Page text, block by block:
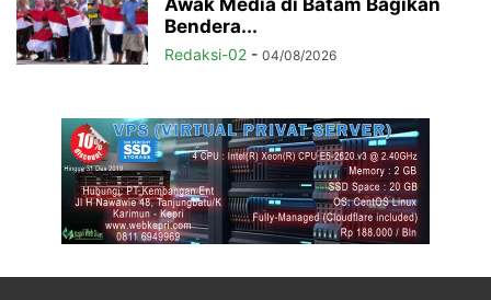
Awak Media di Batam Bagikan
Bendera...
Redaksi-02 - 04/08/2026